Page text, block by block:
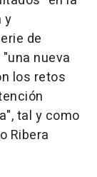
y
de
nueva
los retos
tal y como
Ribera